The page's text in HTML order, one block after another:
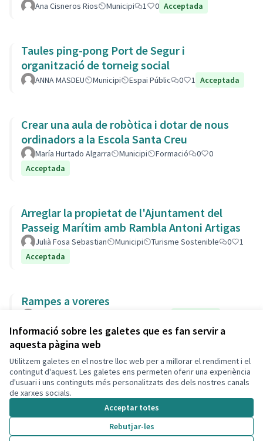
Informació sobre les galetes que es fan servir a
aquesta pàgina web
Utilitzem galetes en el nostre lloc web per a millorar el rendiment i el
contingut d'aquest. Les galetes ens permeten oferir una experiència
d'usuari i uns continguts més personalitzats des dels nostres canals
de xarxes socials.
Acceptar totes
Rebutjar-les
Ana Cisneros Rios Municipi 1 0 Acceptada
Taules ping-pong Port de Segur i
organització de torneig social
ANNA MASDEU Municipi Espai Públic 0 1 Acceptada
Crear una aula de robòtica i dotar de nous
ordinadors a la Escola Santa Creu
María Hurtado Algarra Municipi Formació 0
0
Acceptada
Arreglar la propietat de l'Ajuntament del
Passeig Marítim amb Rambla Antoni Artigas
Julià Fosa Sebastian Municipi Turisme Sostenible 0
1
Acceptada
Rampes a voreres
Termes i condicions d'ús
Configuració de les galetes
Decidim Calafell a X
(Enllaç extern)
Decidim Calafell a Facebook
Decidim Calafell a YouTube
Decidim Calafell a GitHub
(Enllaç extern)
Amb
(Enllaç